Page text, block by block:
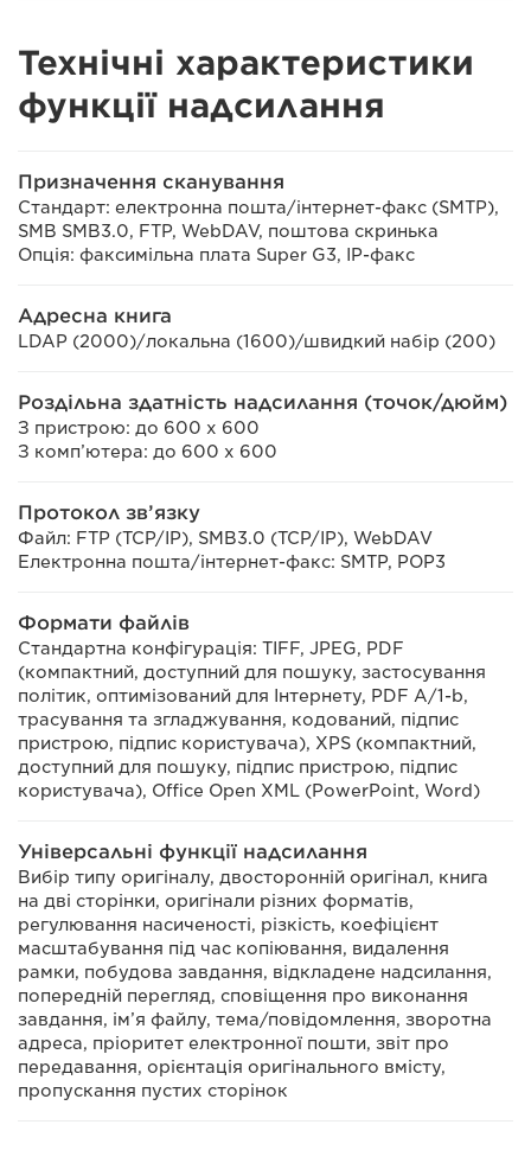
Технічні характеристики
функції надсилання
Призначення сканування
Стандарт: електронна пошта/інтернет-факс (SMTP),
SMB SMB3.0, FTP, WebDAV, поштова скринька
Опція: факсимільна плата Super G3, IP-факс
Адресна книга
LDAP (2000)/локальна (1600)/швидкий набір (200)
Роздільна здатність надсилання (точок/дюйм)
З пристрою: до 600 x 600
З комп’ютера: до 600 x 600
Протокол зв’язку
Файл: FTP (TCP/IP), SMB3.0 (TCP/IP), WebDAV
Електронна пошта/інтернет-факс: SMTP, POP3
Формати файлів
Стандартна конфігурація: TIFF, JPEG, PDF
(компактний, доступний для пошуку, застосування
політик, оптимізований для Інтернету, PDF A/1-b,
трасування та згладжування, кодований, підпис
пристрою, підпис користувача), XPS (компактний,
доступний для пошуку, підпис пристрою, підпис
користувача), Office Open XML (PowerPoint, Word)
Універсальні функції надсилання
Вибір типу оригіналу, двосторонній оригінал, книга
на дві сторінки, оригінали різних форматів,
регулювання насиченості, різкість, коефіцієнт
масштабування під час копіювання, видалення
рамки, побудова завдання, відкладене надсилання,
попередній перегляд, сповіщення про виконання
завдання, ім’я файлу, тема/повідомлення, зворотна
адреса, пріоритет електронної пошти, звіт про
передавання, орієнтація оригінального вмісту,
пропускання пустих сторінок